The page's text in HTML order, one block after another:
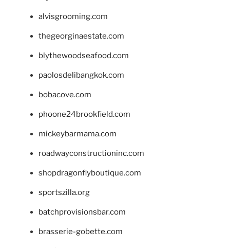
alvisgrooming.com
thegeorginaestate.com
blythewoodseafood.com
paolosdelibangkok.com
bobacove.com
phoone24brookfield.com
mickeybarmama.com
roadwayconstructioninc.com
shopdragonflyboutique.com
sportszilla.org
batchprovisionsbar.com
brasserie-gobette.com